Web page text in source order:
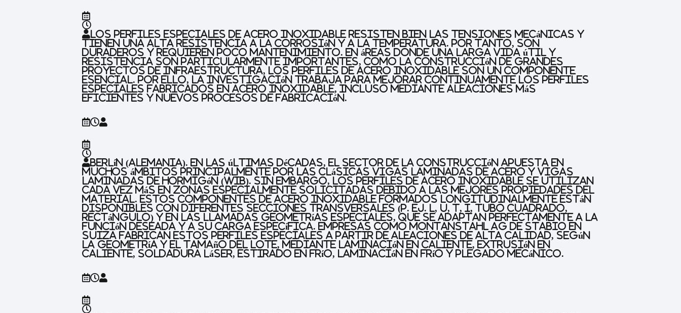
Los perfiles especiales de acero inoxidable resisten bien las tensiones mecánicas y
tienen una alta resistencia a la corrosión y a la temperatura. Por tanto, son
duraderos y requieren poco mantenimiento. En áreas donde una larga vida útil y
resistencia son particularmente importantes, como la construcción de grandes
proyectos de infraestructura, los perfiles de acero inoxidable son un componente
esencial. Por ello, la investigación trabaja para mejorar continuamente los perfiles
especiales fabricados en acero inoxidable, incluso mediante aleaciones más
eficientes y nuevos procesos de fabricación.
Berlín (Alemania). En las últimas décadas, el sector de la construcción apuesta en
muchos ámbitos principalmente por las clásicas vigas laminadas de acero y vigas
laminadas de hormigón (WiB). Sin embargo, los perfiles de acero inoxidable se utilizan
cada vez más en zonas especialmente solicitadas debido a las mejores propiedades del
material. Estos componentes de acero inoxidable formados longitudinalmente están
disponibles con diferentes secciones transversales (p. ej. L, U, T, I, tubo cuadrado,
rectángulo) y en las llamadas geometrías especiales, que se adaptan perfectamente a la
función deseada y a su carga específica. Empresas como Montanstahl AG de Stabio en
Suiza fabrican estos perfiles especiales a partir de aleaciones de alta calidad, según
la geometría y el tamaño del lote, mediante laminación en caliente, extrusión en
caliente, soldadura láser, estirado en frío, laminación en frío y plegado mecánico.